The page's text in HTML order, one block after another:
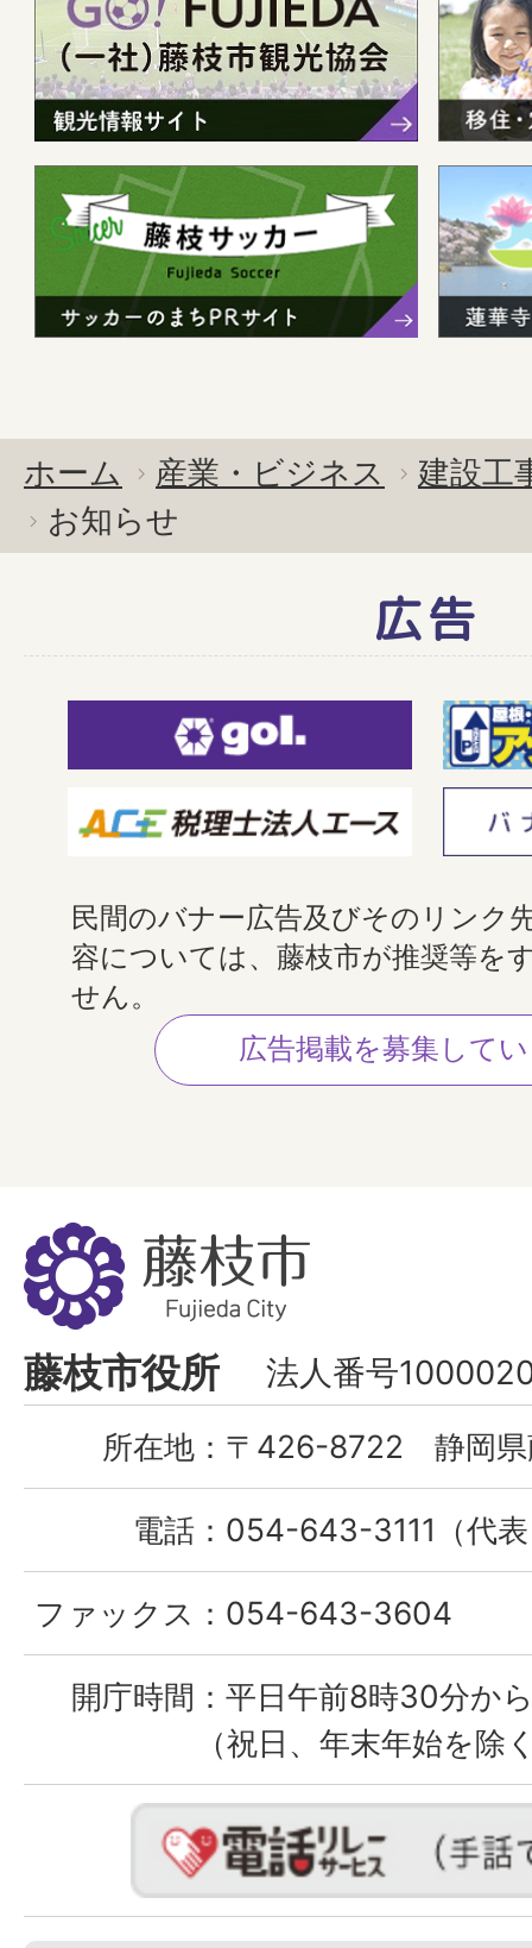
ホーム 産業・ビジネス
建設工
お知らせ
広告
民間のバナー広告及びそのリンク
容については、藤枝市が推奨等を
せん。
広告掲載を募集して
藤
枝
市
Fujieda
City
藤枝市役所 法人番号
所在地： 〒426-8722 静岡県
電話： 054-643-3111（代
ファックス： 054-643-3604
開庁時間： 平日午前8時30分か
（祝日、年末年始を除